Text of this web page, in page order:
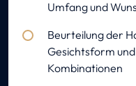
Umfang und
Beurteilung der
Gesichtsform
Kombinationen